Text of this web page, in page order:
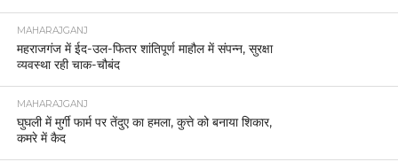
MAHARAJGANJ
महराजगंज में ईद-उल-फितर शांतिपूर्ण माहौल में संपन्न, सुरक्षा
व्यवस्था रही चाक-चौबंद
MAHARAJGANJ
घुघली में मुर्गी फार्म पर तेंदुए का हमला, कुत्ते को बनाया शिकार,
कमरे में कैद